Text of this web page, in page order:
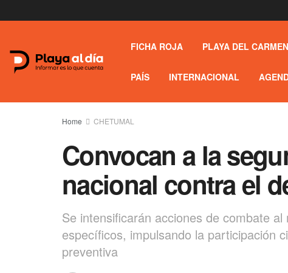
FICHA ROJA PLAYA DEL CARMEN
PAÍS INTERNACIONAL
Home CHETUMAL
Convocan a la
nacional contra el
Se intensificarán acciones de combate
específicos, impulsando la participación
preventiva